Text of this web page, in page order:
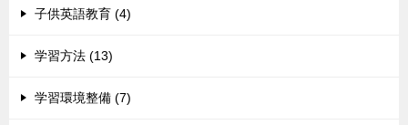
子供英語教育 (4)
学習方法 (13)
学習環境整備 (7)